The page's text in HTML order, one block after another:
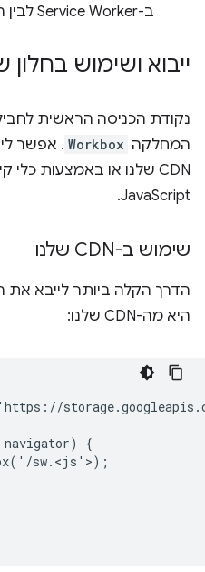
ב-Service Worker לבין הקוד שרץ בחלון.
ייבוא ושימוש
נקודת הכניסה הראשית
המחלקה Workbox . אפשר
JavaScript.
שימוש ב-CDN שלנו
הדרך הקלה ביותר לייבא
היא מה-CDN שלנו:
{
sw.<js'>)
;